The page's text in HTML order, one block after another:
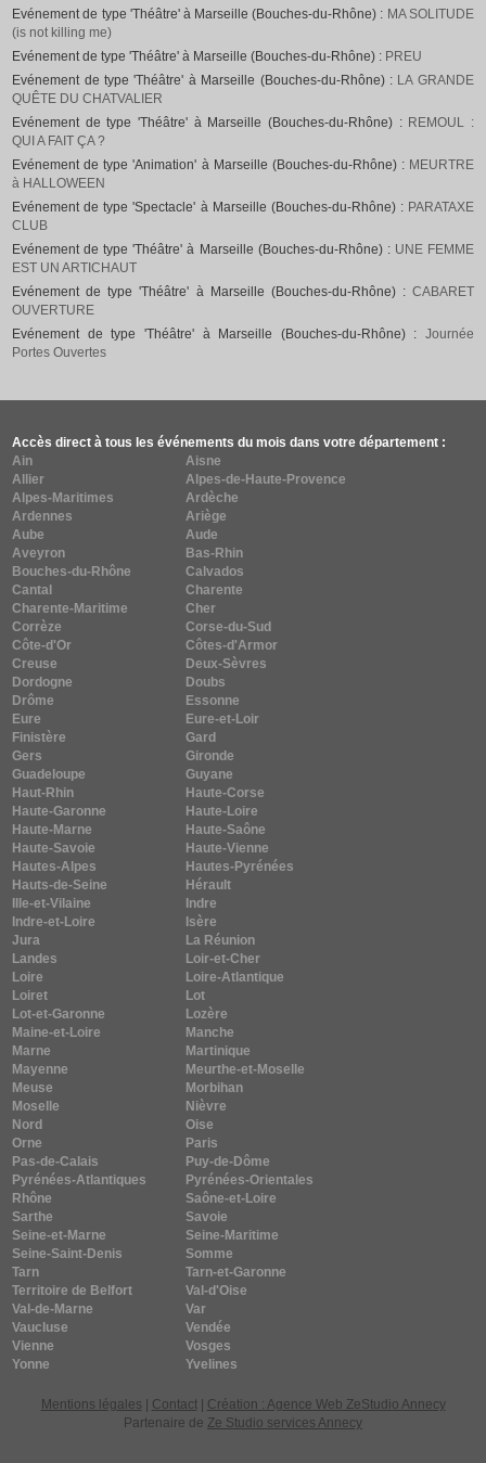
Evénement de type 'Théâtre' à Marseille (Bouches-du-Rhône) : MA SOLITUDE
(is not killing me)
Evénement de type 'Théâtre' à Marseille (Bouches-du-Rhône) : PREU
Evénement de type 'Théâtre' à Marseille (Bouches-du-Rhône) : LA GRANDE
QUÊTE DU CHATVALIER
Evénement de type 'Théâtre' à Marseille (Bouches-du-Rhône) : REMOUL :
QUI A FAIT ÇA ?
Evénement de type 'Animation' à Marseille (Bouches-du-Rhône) : MEURTRE
à HALLOWEEN
Evénement de type 'Spectacle' à Marseille (Bouches-du-Rhône) : PARATAXE
CLUB
Evénement de type 'Théâtre' à Marseille (Bouches-du-Rhône) : UNE FEMME
EST UN ARTICHAUT
Evénement de type 'Théâtre' à Marseille (Bouches-du-Rhône) : CABARET
OUVERTURE
Evénement de type 'Théâtre' à Marseille (Bouches-du-Rhône) : Journée
Portes Ouvertes
Accès direct à tous les événements du mois dans votre département :
Ain
Aisne
Allier
Alpes-de-Haute-Provence
Alpes-Maritimes
Ardèche
Ardennes
Ariège
Aube
Aude
Aveyron
Bas-Rhin
Bouches-du-Rhône
Calvados
Cantal
Charente
Charente-Maritime
Cher
Corrèze
Corse-du-Sud
Côte-d'Or
Côtes-d'Armor
Creuse
Deux-Sèvres
Dordogne
Doubs
Drôme
Essonne
Eure
Eure-et-Loir
Finistère
Gard
Gers
Gironde
Guadeloupe
Guyane
Haut-Rhin
Haute-Corse
Haute-Garonne
Haute-Loire
Haute-Marne
Haute-Saône
Haute-Savoie
Haute-Vienne
Hautes-Alpes
Hautes-Pyrénées
Hauts-de-Seine
Hérault
Ille-et-Vilaine
Indre
Indre-et-Loire
Isère
Jura
La Réunion
Landes
Loir-et-Cher
Loire
Loire-Atlantique
Loiret
Lot
Lot-et-Garonne
Lozère
Maine-et-Loire
Manche
Marne
Martinique
Mayenne
Meurthe-et-Moselle
Meuse
Morbihan
Moselle
Nièvre
Nord
Oise
Orne
Paris
Pas-de-Calais
Puy-de-Dôme
Pyrénées-Atlantiques
Pyrénées-Orientales
Rhône
Saône-et-Loire
Sarthe
Savoie
Seine-et-Marne
Seine-Maritime
Seine-Saint-Denis
Somme
Tarn
Tarn-et-Garonne
Territoire de Belfort
Val-d'Oise
Val-de-Marne
Var
Vaucluse
Vendée
Vienne
Vosges
Yonne
Yvelines
Mentions légales Contact|
Création : Agence Web ZeStudio Annecy
Partenaire de Ze Studio services Annecy